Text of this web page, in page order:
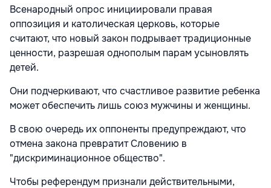
Всенародный опрос инициировали правая
оппозиция и католическая церковь, которые
считают, что новый закон подрывает традиционные
ценности, разрешая однополым парам усыновлять
детей.
Они подчеркивают, что счастливое развитие ребенка
может обеспечить лишь союз мужчины и женщины.
В свою очередь их оппоненты предупреждают, что
отмена закона превратит Словению в
"дискриминационное общество".
Чтобы референдум признали действительными,